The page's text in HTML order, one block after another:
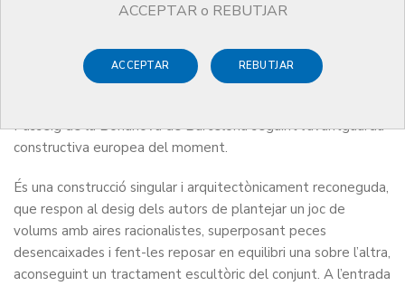
ACCEPTAR o REBUTJAR
ACCEPTAR REBUTJAR
L'Edifici del Col·legi de Metges de Barcelona és obra dels
arquitectes Robert Terrades Via i Jordi Adroer Iglesias qui
Passeig de la Bonanova de Barcelona seguint l’avantguarda
constructiva europea del moment.
És una construcció singular i arquitectònicament reconeguda,
que respon al desig dels autors de plantejar un joc de
volums amb aires racionalistes, superposant peces
desencaixades i fent-les reposar en equilibri una sobre l’altra,
aconseguint un tractament escultòric del conjunt. A l’entrada